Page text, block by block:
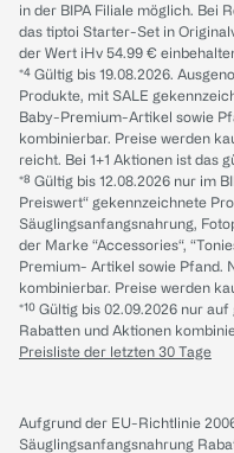
in der BIPA Filiale möglich. Bei
das tiptoi Starter-Set in
der Wert iHv 54.99 €
*⁴ Gültig bis 19.08.2026.
Produkte, mit SALE
Baby-Premium-Artikel sowie
kombinierbar. Preise werden
reicht. Bei 1+1 Aktionen ist das
*⁸ Gültig bis 12.08.2026 nur im
Preiswert“ gekennzeichnete
Säuglingsanfangsnahrung,
der Marke “Accessories“,
Premium- Artikel sowie Pfand.
kombinierbar. Preise werden
*¹⁰ Gültig bis 02.09.2026 nur
Rabatten und Aktionen
Preisliste der letzten 30 Tage
Aufgrund der EU-Richtlinie
Säuglingsanfangsnahrung